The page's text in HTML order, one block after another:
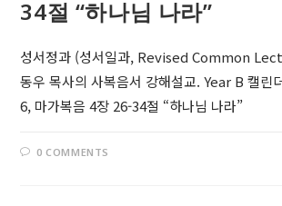
34절 “하나님 나라”
성서정과 (성서일과, Revised Common
동우 목사의 사복음서 강해설교. Year B 캘
6, 마가복음 4장 26-34절 “하나님 나라”
0 COMMENTS